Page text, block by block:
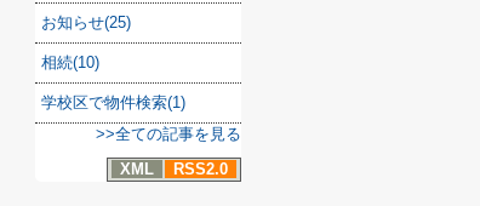
お知らせ(25)
相続(10)
学校区で物件検索(1)
>>全ての記事を見る
XML
RSS2.0